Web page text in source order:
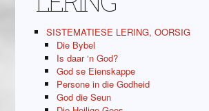
SISTEMATIESE LERING, OORSIG
Die Bybel
Is daar ‘n God?
God se Eienskappe
Persone in die Godheid
God die Seun